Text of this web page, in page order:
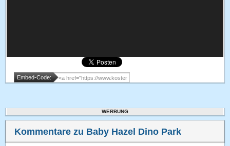
Embed-Code:
WERBUNG
Kommentare zu Baby Hazel Dino Park